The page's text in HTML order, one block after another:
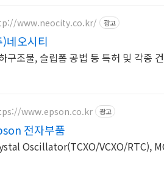
www.neocity.co.kr/ 광고
)네오시티
구조물, 슬립폼 공법 등 특허 및 각종
www.epson.co.kr 광고
전자부품
Oscillator(TCXO/VCXO/RTC),